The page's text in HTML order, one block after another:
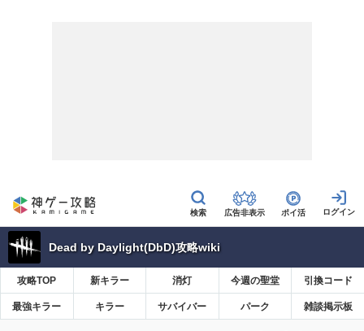
広告非表示 ポイ活
Dead by Daylight(DbD)攻略wiki
攻略TOP 新キラー 消灯 今週の聖堂 引換コード
最強キラー キラー サバイバー パーク 雑談掲示板